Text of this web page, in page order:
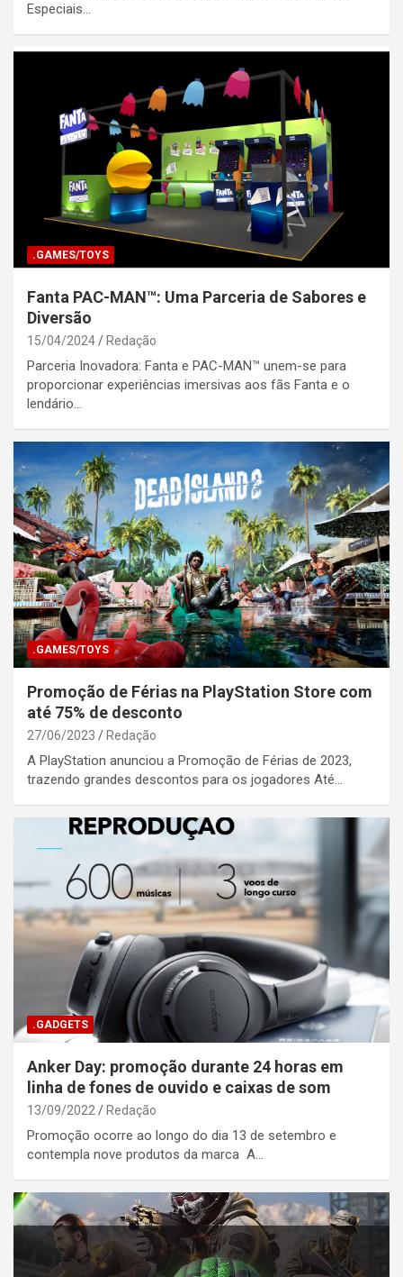
Especiais…
.GAMES/TOYS
Fanta PAC-MAN™: Uma Parceria de Sabores e
Diversão
15/04/2024 Redação
Parceria Inovadora: Fanta e PAC-MAN™ unem-se para
proporcionar experiências imersivas aos fãs Fanta e o
lendário…
.GAMES/TOYS
Promoção de Férias na PlayStation Store com
até 75% de desconto
27/06/2023 Redação
A PlayStation anunciou a Promoção de Férias de 2023,
trazendo grandes descontos para os jogadores Até…
.GADGETS
Anker Day: promoção durante 24 horas em
linha de fones de ouvido e caixas de som
13/09/2022 Redação
Promoção ocorre ao longo do dia 13 de setembro e
contempla nove produtos da marca A…